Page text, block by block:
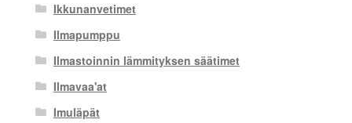
Ikkunanvetimet
Ilmapumppu
Ilmastoinnin lämmityksen säätimet
Ilmavaa'at
Imuläpät